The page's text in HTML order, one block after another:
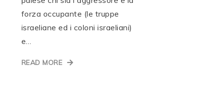
forza occupante (le truppe
israeliane ed i coloni israeliani)
e…
READ MORE